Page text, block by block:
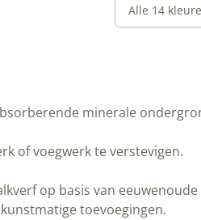
Alle 14
minerale
of voegwerk te verstevigen.
op basis van
toevoegingen.